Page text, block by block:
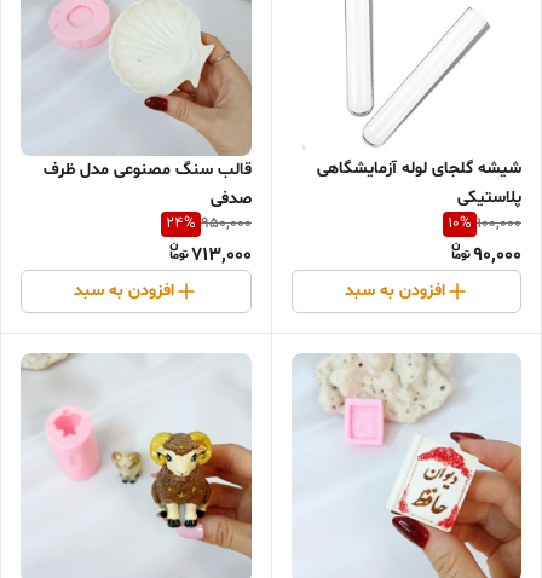
شیشه گلجای لوله آزمایشگاهی
پلاستیکی
100,000
10%
90,000
افزودن به سبد
قالب سنگ مصنوعی مدل ظرف
صدفی
950,000
24%
713,000
افزودن به سبد